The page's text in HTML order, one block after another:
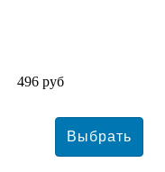
496 руб